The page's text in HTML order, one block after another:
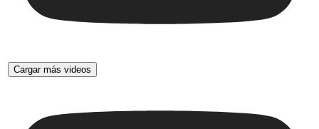
Cargar más videos